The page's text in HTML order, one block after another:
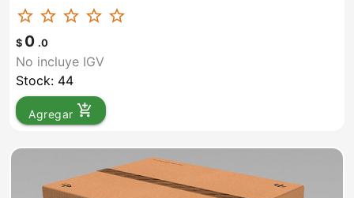
star_border star_border star_border star_border star_border
$ 0 .0
No incluye IGV
Stock: 44
Agregar add_shopping_cart